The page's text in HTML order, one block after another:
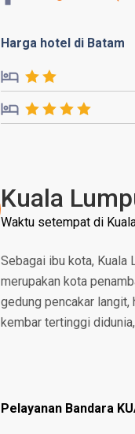
Harga hotel di Batam
Kuala
Waktu setempat di
Sebagai ibu kota, Kuala
merupakan kota
gedung pencakar langit,
kembar tertinggi
Pelayanan Bandara